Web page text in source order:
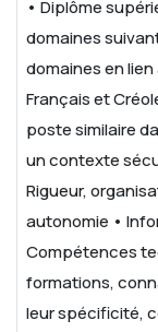
• Diplôme
domaines
domaines en
Français et
poste similaire
un contexte
Rigueur,
autonomie •
Compétences
formations,
leur spécificité,